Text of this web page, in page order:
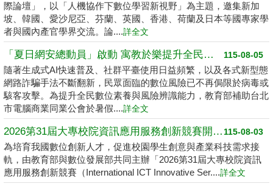
際論壇」，以「人機協作下數位學習新視野」為主題，邀集新加
坡、韓國、愛沙尼亞、芬蘭、英國、香港、荷蘭及日本等國專家學
者與國內產官學界交流。論....詳全文
115-08-05
「夏日網安總動員」啟動 寓教於樂提升全民數位素養
隨著生成式AI快速普及、社群平臺使用日益頻繁，以及各式新型態
網路詐騙手法不斷翻新，民眾面臨的數位風險已不再侷限於病毒或
駭客攻擊。為提升全民數位素養與風險辨識能力，教育部補助台北
市電腦商業同業公會於暑假....詳全文
115-08-03
2026第31屆大專校院資訊應用服務創新競賽開跑了 請高中職以上學生踴躍報名
為培育我國數位創新人才，促進校園學生創意與產業科技需求接
軌，由教育部與數位發展部共同主辦「2026第31屆大專校院資訊
應用服務創新競賽（International ICT Innovative Ser....詳全文